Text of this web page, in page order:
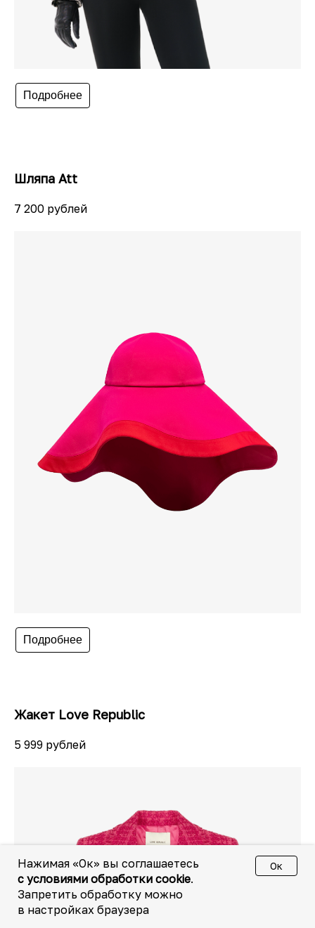
Подробнее
Шляпа Att
7 200 рублей
Подробнее
Жакет Love Republic
5 999 рублей
Нажимая «Ок» вы соглашаетесь
с условиями обработки cookie.
Запретить обработку можно
в настройках браузера
Ок